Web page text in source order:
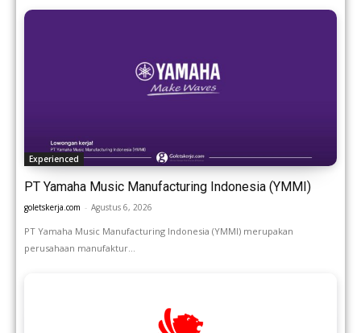
Experienced
PT Yamaha Music Manufacturing Indonesia (YMMI)
goletskerja.com - Agustus 6, 2026
PT Yamaha Music Manufacturing Indonesia (YMMI) merupakan
perusahaan manufaktur...